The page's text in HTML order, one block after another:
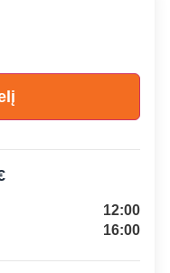
12:00
16:00